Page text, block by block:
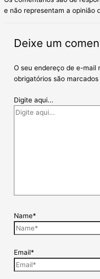
e não representam a opinião
Deixe um
O seu endereço de e-mail
obrigatórios são marcados
Digite aqui...
Name*
Email*